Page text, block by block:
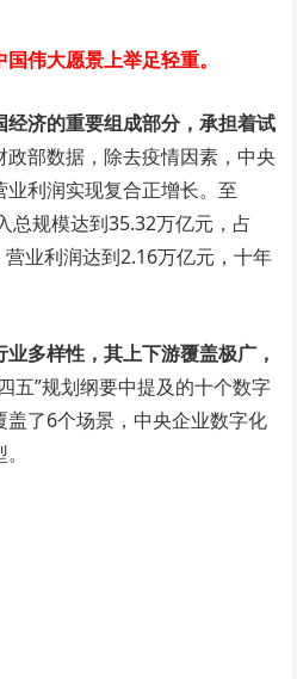
伟大愿景上举足轻重。
济的重要组成部分，承担着试
政部数据，除去疫情因素，中央
利润实现复合正增长。至
总规模达到35.32万亿元，占
业利润达到2.16万亿元，十年
多样性，其上下游覆盖极广，
五”规划纲要中提及的十个数字
了6个场景，中央企业数字化